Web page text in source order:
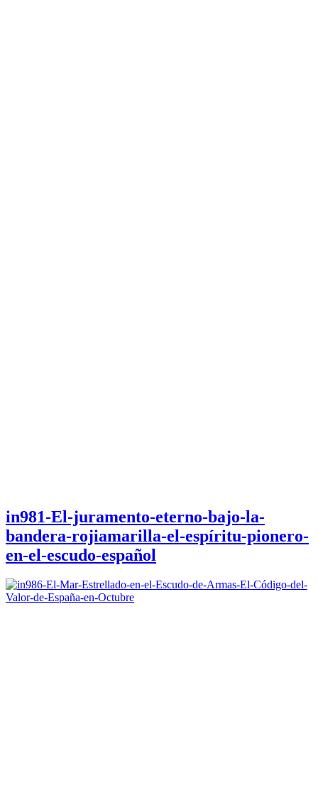
in981-El-juramento-eterno-bajo-la-
bandera-rojiamarilla-el-espíritu-pionero-
en-el-escudo-español